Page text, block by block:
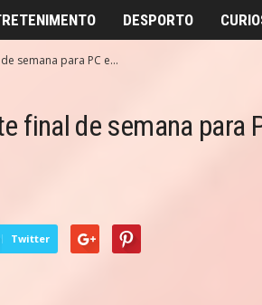
DESPORTO
semana para PC e...
final de semana para
Twitter